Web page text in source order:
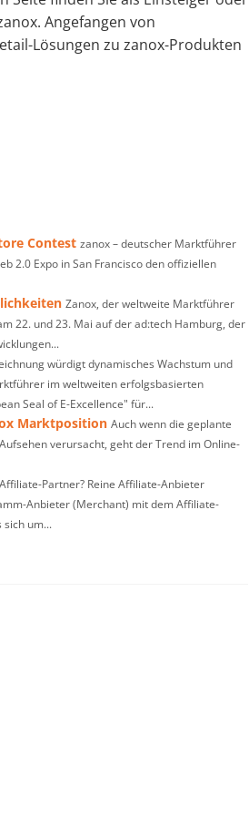
Angefangen von
Lösungen zu zanox-Produkten
Contest zanox – deutscher Marktführer
2.0 Expo in San Francisco den offiziellen
Zanox, der weltweite Marktführer
22. und 23. Mai auf der ad:tech Hamburg, der
würdigt dynamisches Wachstum und
im weltweiten erfolgsbasierten
Seal of E-Excellence" für...
Marktposition Auch wenn die geplante
verursacht, geht der Trend im Online-
Partner? Reine Affiliate-Anbieter
Anbieter (Merchant) mit dem Affiliate-
um...